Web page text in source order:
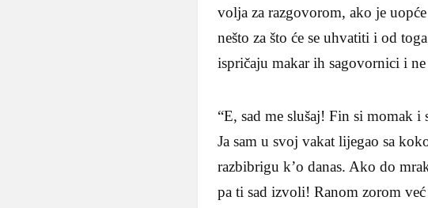
volja za razgovorom, ako je
nešto za što će se uhvatiti i od
ispričaju makar ih sagovornici i ne
“E, sad me slušaj! Fin si momak i
Ja sam u svoj vakat lijegao sa
razbibrigu k’o danas. Ako do
pa ti sad izvoli! Ranom zorom